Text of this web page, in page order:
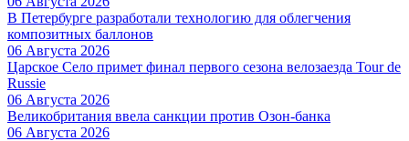
В Петербурге разработали технологию для облегчения
композитных баллонов
06 Августа 2026
Царское Село примет финал первого сезона велозаезда Tour de
Russie
06 Августа 2026
Великобритания ввела санкции против Озон-банка
06 Августа 2026